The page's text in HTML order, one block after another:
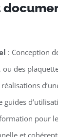
: Conception
ou des
guides
pour
et